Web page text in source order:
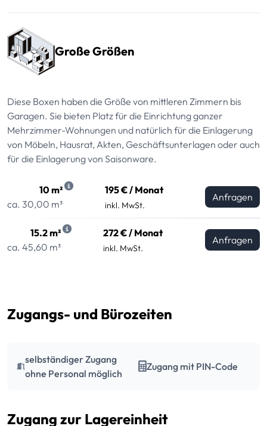
Große Größen
Diese Boxen haben die Größe von mittleren Zimmern bis
Garagen. Sie bieten Platz für die Einrichtung ganzer
Mehrzimmer-Wohnungen und natürlich für die Einlagerung
von Möbeln, Hausrat, Akten, Geschäftsunterlagen oder auch
für die Einlagerung von Saisonware.
10 m²
ca. 30,00 m³
195 € / Monat
inkl. MwSt.
Anfragen
15.2 m²
ca. 45,60 m³
272 € / Monat
inkl. MwSt.
Anfragen
Zugangs- und Bürozeiten
selbständiger Zugang
ohne Personal möglich
Zugang mit PIN-Code
Zugang zur Lagereinheit